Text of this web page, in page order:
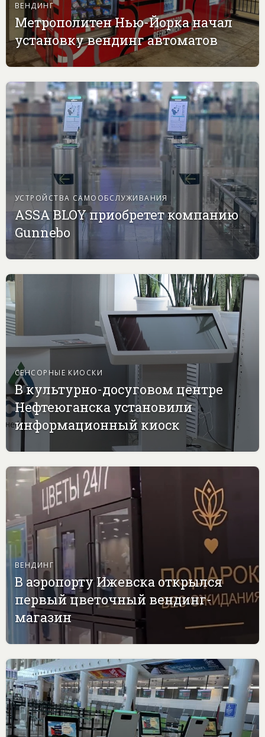
ВЕНДИНГ
Метрополитен Нью-Йорка начал
установку вендинг автоматов
УСТРОЙСТВА САМООБСЛУЖИВАНИЯ
ASSA BLOY приобретет компанию
Gunnebo
СЕНСОРНЫЕ КИОСКИ
В культурно-досуговом центре
Нефтеюганска установили
информационный киоск
ВЕНДИНГ
В аэропорту Ижевска открылся
первый цветочный вендинг-
магазин